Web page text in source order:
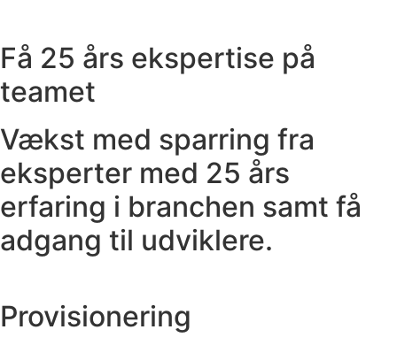
Få 25 års ekspertise på
teamet
Vækst med sparring fra
eksperter med 25 års
erfaring i branchen samt få
adgang til udviklere.
Provisionering